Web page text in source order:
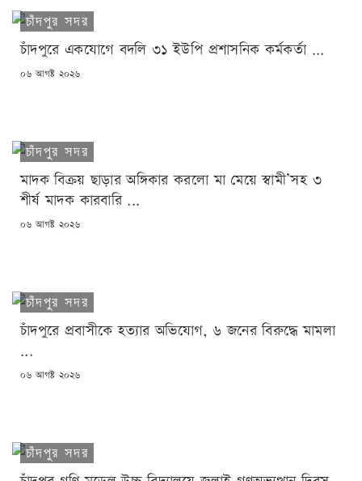
চাঁদপুর সদর
চাঁদপুরে একযোগে বদলি ৩১ ইউপি প্রশাসনিক কর্মকর্তা ...
POSTED
০৬ আগষ্ট ২০২৬
চাঁদপুর সদর
মাদক বিক্রয় ছাড়ার অঙ্গিকার করলো মা মেয়ে স্বামী’সহ ৩
শীর্ষ মাদক কারবারি ...
POSTED
০৬ আগষ্ট ২০২৬
চাঁদপুর সদর
চাঁদপুরে প্রবাসীকে হত্যার অভিযোগ, ৬ জনের বিরুদ্ধে মামলা
...
POSTED
০৬ আগষ্ট ২০২৬
চাঁদপুর সদর